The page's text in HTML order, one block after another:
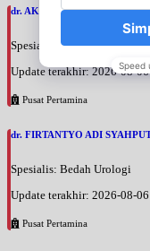
dr. AKBARI WAHYUDI
Spesialis: Bedah Urologi
Update terakhir: 2026-08-
Pusat Pertamina
dr. FIRTANTYO ADI
Spesialis: Bedah Urologi
Update terakhir: 2026-08-
Pusat Pertamina